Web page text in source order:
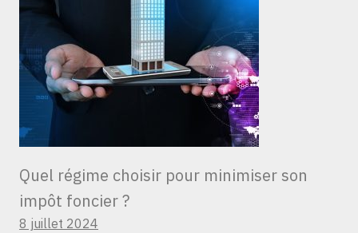
Quel régime choisir pour minimiser son
impôt foncier ?
8 juillet 2024